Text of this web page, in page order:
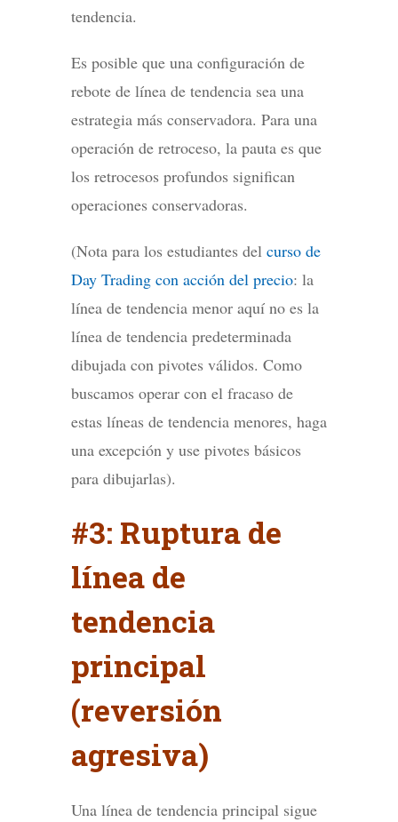
tendencia.
Es posible que una configuración de
rebote de línea de tendencia sea una
estrategia más conservadora. Para una
operación de retroceso, la pauta es que
los retrocesos profundos significan
operaciones conservadoras.
(Nota para los estudiantes del curso de
Day Trading con acción del precio: la
línea de tendencia menor aquí no es la
línea de tendencia predeterminada
dibujada con pivotes válidos. Como
buscamos operar con el fracaso de
estas líneas de tendencia menores, haga
una excepción y use pivotes básicos
para dibujarlas).
#3: Ruptura de
línea de
tendencia
principal
(reversión
agresiva)
Una línea de tendencia principal sigue